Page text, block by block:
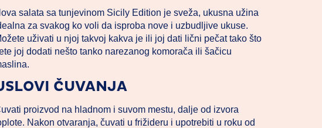
salata sa tunjevinom Sicily Edition je sveža, ukusna užina
za svakog ko voli da isproba nove i uzbudljive ukuse.
uživati u njoj takvoj kakva je ili joj dati lični pečat tako što
joj dodati nešto tanko narezanog komorača ili šačicu
ČUVANJA
proizvod na hladnom i suvom mestu, dalje od izvora
Nakon otvaranja, čuvati u frižideru i upotrebiti u roku od